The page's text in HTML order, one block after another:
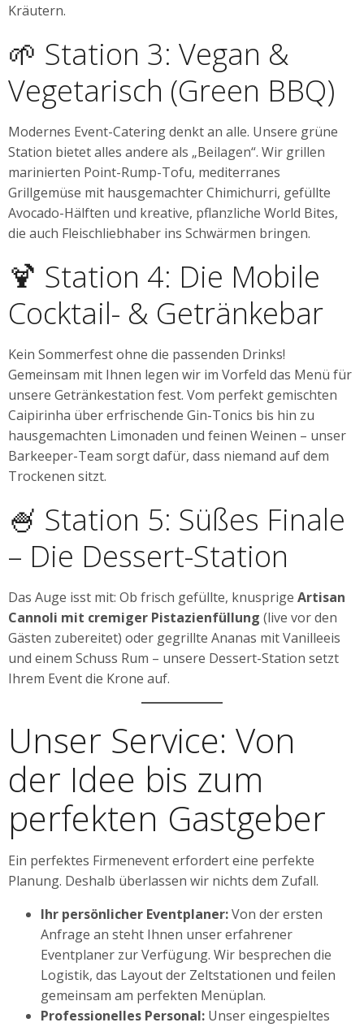
Kräutern.
🌱 Station 3: Vegan &
Vegetarisch (Green BBQ)
Modernes Event-Catering denkt an alle. Unsere grüne
Station bietet alles andere als „Beilagen“. Wir grillen
marinierten Point-Rump-Tofu, mediterranes
Grillgemüse mit hausgemachter Chimichurri, gefüllte
Avocado-Hälften und kreative, pflanzliche World Bites,
die auch Fleischliebhaber ins Schwärmen bringen.
🍹 Station 4: Die Mobile
Cocktail- & Getränkebar
Kein Sommerfest ohne die passenden Drinks!
Gemeinsam mit Ihnen legen wir im Vorfeld das Menü für
unsere Getränkestation fest. Vom perfekt gemischten
Caipirinha über erfrischende Gin-Tonics bis hin zu
hausgemachten Limonaden und feinen Weinen – unser
Barkeeper-Team sorgt dafür, dass niemand auf dem
Trockenen sitzt.
🍧 Station 5: Süßes Finale
– Die Dessert-Station
Das Auge isst mit: Ob frisch gefüllte, knusprige Artisan
Cannoli mit cremiger Pistazienfüllung (live vor den
Gästen zubereitet) oder gegrillte Ananas mit Vanilleeis
und einem Schuss Rum – unsere Dessert-Station setzt
Ihrem Event die Krone auf.
Unser Service: Von
der Idee bis zum
perfekten Gastgeber
Ein perfektes Firmenevent erfordert eine perfekte
Planung. Deshalb überlassen wir nichts dem Zufall.
Ihr persönlicher Eventplaner:Von der ersten
Anfrage an steht Ihnen unser erfahrener
Eventplaner zur Verfügung. Wir besprechen die
Logistik, das Layout der Zeltstationen und feilen
gemeinsam am perfekten Menüplan.
Professionelles Personal: Unser eingespieltes